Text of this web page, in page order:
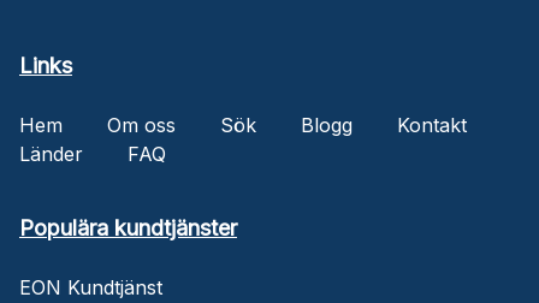
Links
Hem Om oss Sök Blogg
Kontakt
Länder
FAQ
Populära kundtjänster
EON Kundtjänst